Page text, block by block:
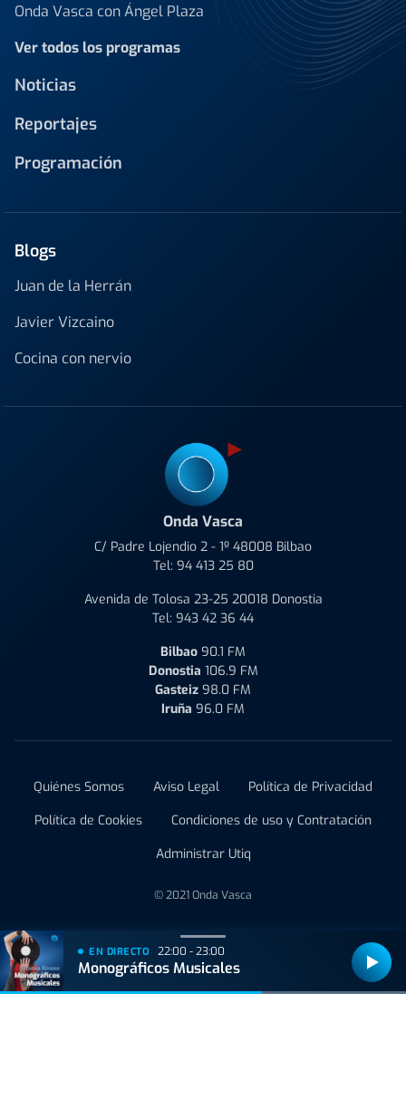
Onda Vasca con Ángel Plaza
Ver todos los programas
Noticias
Reportajes
Programación
Blogs
Juan de la Herrán
Javier Vizcaino
Cocina con nervio
Onda Vasca
C/ Padre Lojendio 2 - 1º 48008 Bilbao
Tel: 94 413 25 80
Avenida de Tolosa 23-25 20018 Donostia
Tel: 943 42 36 44
Bilbao 90.1 FM
Donostia 106.9 FM
Gasteiz 98.0 FM
Iruña 96.0 FM
Quiénes Somos Aviso Legal
Política de Privacidad
Política de Cookies
Condiciones de uso y Contratación
Administrar Utiq
© 2021 Onda Vasca
EN DIRECTO 22:00 - 23:00
Monográficos Musicales